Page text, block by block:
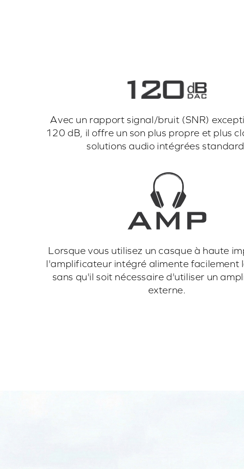
Avec un rapport signal/bruit (SNR)
120 dB, il offre un son plus propre et plus
solutions audio intégrées
Lorsque vous utilisez un casque à haute
l'amplificateur intégré alimente facilement
sans qu'il soit nécessaire d'utiliser un
externe.